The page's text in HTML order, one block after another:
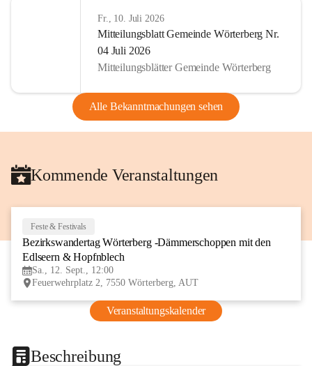
Fr., 10. Juli 2026
Mitteilungsblatt Gemeinde Wörterberg Nr.
04 Juli 2026
Mitteilungsblätter Gemeinde Wörterberg
Alle Bekanntmachungen sehen
Kommende Veranstaltungen
Feste & Festivals
Bezirkswandertag Wörterberg -Dämmerschoppen mit den
Edlseern & Hopfnblech
Sa., 12. Sept., 12:00
Feuerwehrplatz 2, 7550 Wörterberg, AUT
Veranstaltungskalender
Beschreibung